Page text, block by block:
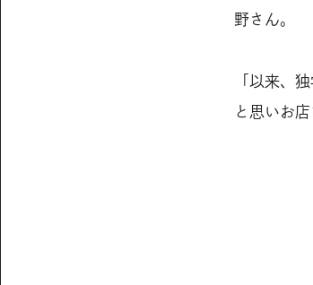
野さん。
「以来、
と思いお店